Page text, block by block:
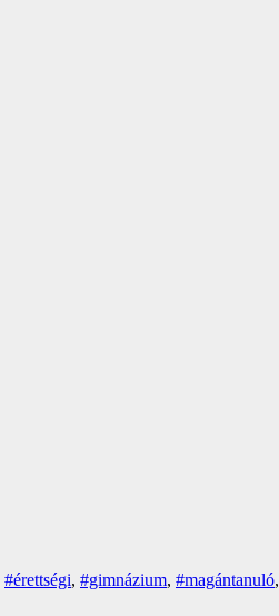
#érettségi, #gimnázium, #magántanuló,